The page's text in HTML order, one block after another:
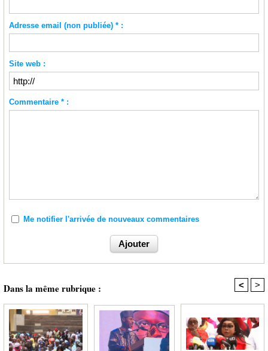
Adresse email (non publiée) * :
Site web :
Commentaire * :
Me notifier l'arrivée de nouveaux commentaires
Dans la même rubrique : < >